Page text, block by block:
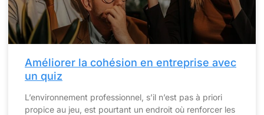
Améliorer la cohésion en entreprise avec
un quiz
L’environnement professionnel, s’il n’est pas à priori
propice au jeu, est pourtant un endroit où renforcer les